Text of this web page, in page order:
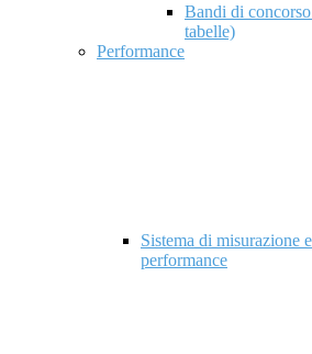
Bandi di
tabelle)
Performance
Sistema di misurazione
performance